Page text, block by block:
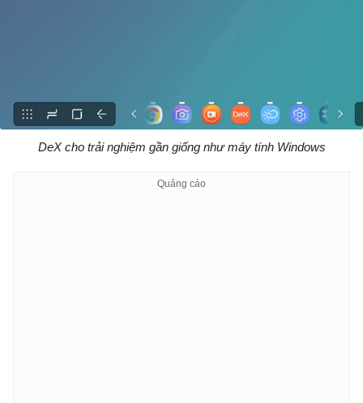
DeX cho trải nghiệm gần giống như máy tính Windows